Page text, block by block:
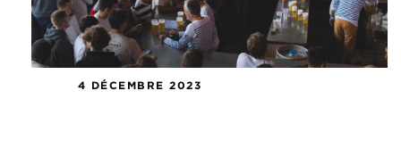
4 DÉCEMBRE 2023